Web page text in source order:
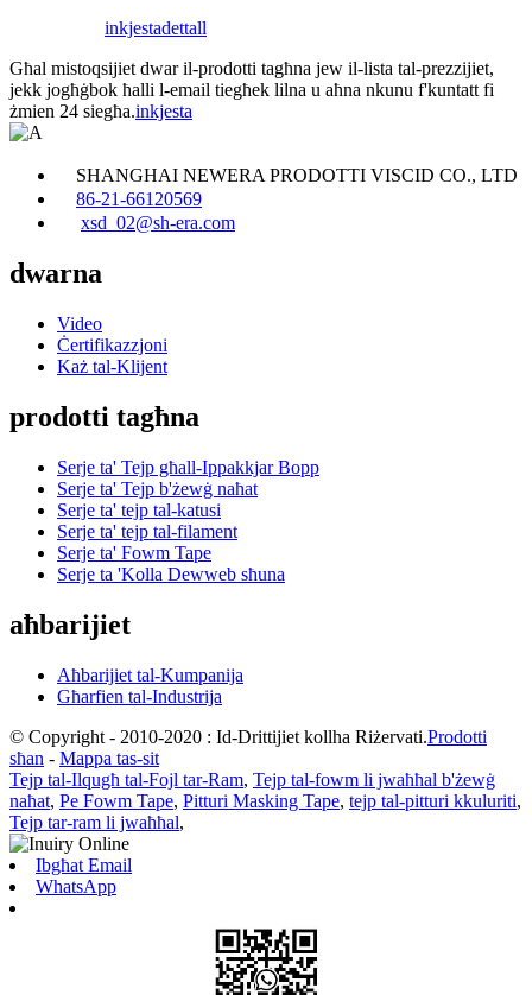
inkjestadettall
Għal mistoqsijiet dwar il-prodotti tagħna jew il-lista tal-prezzijiet,
jekk jogħġbok ħalli l-email tiegħek lilna u aħna nkunu f'kuntatt fi
żmien 24 siegħa.inkjesta
SHANGHAI NEWERA PRODOTTI VISCID CO., LTD
86-21-66120569
xsd_02@sh-era.com
dwarna
Video
Ċertifikazzjoni
Każ tal-Klijent
prodotti tagħna
Serje ta' Tejp għall-Ippakkjar Bopp
Serje ta' Tejp b'żewġ naħat
Serje ta' tejp tal-katusi
Serje ta' tejp tal-filament
Serje ta' Fowm Tape
Serje ta 'Kolla Dewweb sħuna
aħbarijiet
Aħbarijiet tal-Kumpanija
Għarfien tal-Industrija
© Copyright - 2010-2020 : Id-Drittijiet kollha Riżervati.Prodotti
sħan - Mappa tas-sit
Tejp tal-Ilqugħ tal-Fojl tar-Ram, Tejp tal-fowm li jwaħħal b'żewġ
naħat, Pe Fowm Tape, Pitturi Masking Tape, tejp tal-pitturi kkuluriti,
Tejp tar-ram li jwaħħal,
Ibgħat Email
WhatsApp